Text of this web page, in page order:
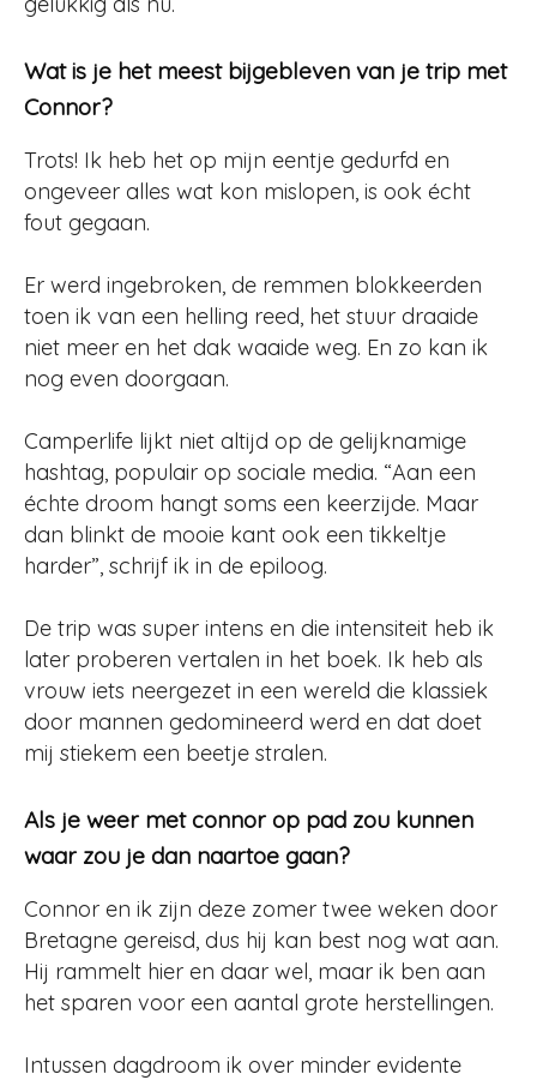
Wat is je het meest bijgebleven van je trip met
Connor?
Trots! Ik heb het op mijn eentje gedurfd en
ongeveer alles wat kon mislopen, is ook écht
fout gegaan.
Er werd ingebroken, de remmen blokkeerden
toen ik van een helling reed, het stuur draaide
niet meer en het dak waaide weg. En zo kan ik
nog even doorgaan.
Camperlife lijkt niet altijd op de gelijknamige
hashtag, populair op sociale media. “Aan een
échte droom hangt soms een keerzijde. Maar
dan blinkt de mooie kant ook een tikkeltje
harder”, schrijf ik in de epiloog.
De trip was super intens en die intensiteit heb ik
later proberen vertalen in het boek. Ik heb als
vrouw iets neergezet in een wereld die klassiek
door mannen gedomineerd werd en dat doet
mij stiekem een beetje stralen.
Als je weer met connor op pad zou kunnen
waar zou je dan naartoe gaan?
Connor en ik zijn deze zomer twee weken door
Bretagne gereisd, dus hij kan best nog wat aan.
Hij rammelt hier en daar wel, maar ik ben aan
het sparen voor een aantal grote herstellingen.
Intussen dagdroom ik over minder evidente